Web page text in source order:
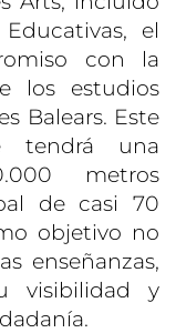
el
con la
los estudios
Balears. Este
tendrá una
metros
de casi 70
objetivo no
enseñanzas,
visibilidad y